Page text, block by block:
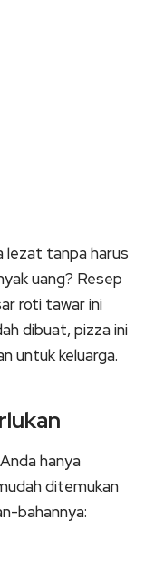
lezat tanpa harus
uang? Resep
roti tawar ini
dibuat, pizza ini
untuk keluarga.
hanya
ditemukan
bahannya: